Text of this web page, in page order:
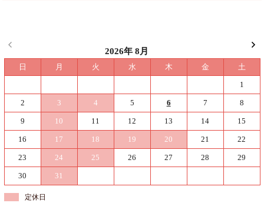
2026年 8月
日 月 火 水 木 金
土
1
2 3 4 5 6 7 8
9 10 11 12 13 14 15
16 17 18 19 20 21 22
23 24 25 26 27 28 29
30 31
定休日